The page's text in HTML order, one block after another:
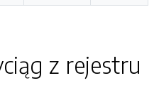
z rejestru